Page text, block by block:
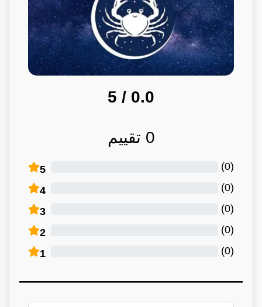
0.0
/ 5
0 تقييم
5 (
0
)
4 (
0
)
3 (
0
)
2 (
0
)
1 (
0
)